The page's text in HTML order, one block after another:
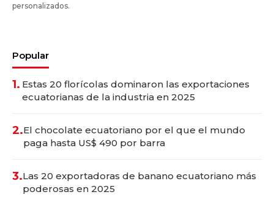
personalizados.
Popular
1. Estas 20 florícolas dominaron las exportaciones
ecuatorianas de la industria en 2025
2.El chocolate ecuatoriano por el que el mundo
paga hasta US$ 490 por barra
3.Las 20 exportadoras de banano ecuatoriano más
poderosas en 2025